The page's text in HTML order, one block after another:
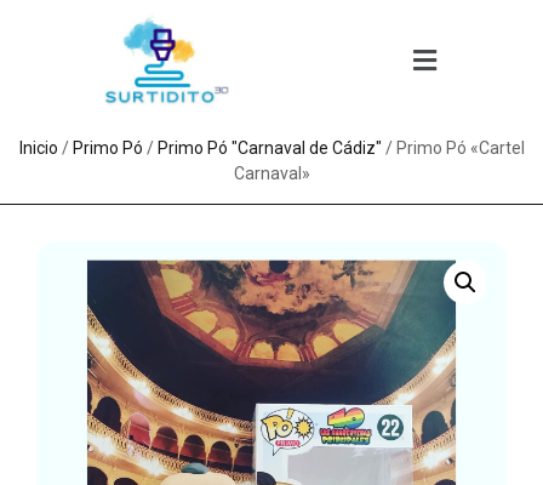
Inicio / Primo Pó / Primo Pó "Carnaval de Cádiz" / Primo Pó «Cartel
Carnaval»